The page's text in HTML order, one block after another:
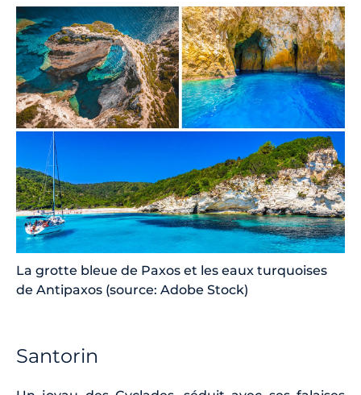
La grotte bleue de Paxos et les eaux turquoises
de Antipaxos (source: Adobe Stock)
Santorin